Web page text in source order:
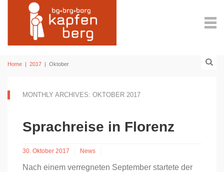
Home | 2017 | Oktober
MONTHLY ARCHIVES: OKTOBER 2017
Sprachreise in Florenz
30. Oktober 2017 News
Nach einem verregneten September startete der